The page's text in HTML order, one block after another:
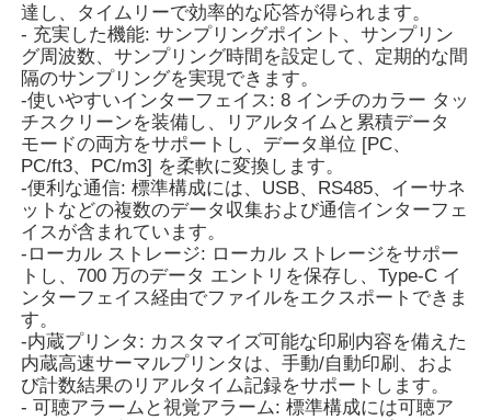
ほこりのカウンター
粒子のセンサー
空気の質モニタリング装置
屋外空気の質監視システム
マイナスイオン検出器
オゾン検出器
達し、タイムリーで効率的な応答が得られます。
- 充実した機能: サンプリングポイント、サンプリン
グ周波数、サンプリング時間を設定して、定期的な間
隔のサンプリングを実現できます。
-使いやすいインターフェイス: 8 インチのカラー タッ
チスクリーンを装備し、リアルタイムと累積データ
モードの両方をサポートし、データ単位 [PC、
PC/ft3、PC/m3] を柔軟に変換します。
-便利な通信: 標準構成には、USB、RS485、イーサネ
ットなどの複数のデータ収集および通信インターフェ
イスが含まれています。
-ローカル ストレージ: ローカル ストレージをサポー
トし、700 万のデータ エントリを保存し、Type-C イ
ンターフェイス経由でファイルをエクスポートできま
す。
-内蔵プリンタ: カスタマイズ可能な印刷内容を備えた
内蔵高速サーマルプリンタは、手動/自動印刷、およ
び計数結果のリアルタイム記録をサポートします。
- 可聴アラームと視覚アラーム: 標準構成には可聴ア